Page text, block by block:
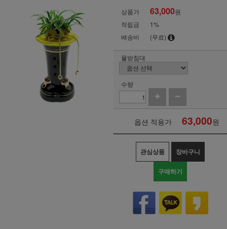
상품가 63,000원
적립금
1%
배송비
(무료)
물받침대
수량
옵션 적용가 63,000원
관심상품 장바구니
구매하기